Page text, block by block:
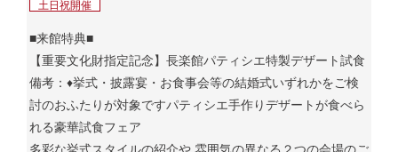
土日祝開催
■来館特典■
【重要文化財指定記念】長楽館パティシエ特製デザート試食
備考：♦挙式・披露宴・お食事会等の結婚式いずれかをご検
討のおふたりが対象ですパティシエ手作りデザートが食べら
れる豪華試食フェア
多彩な挙式スタイルの紹介や 雰囲気の異なる２つの会場のご